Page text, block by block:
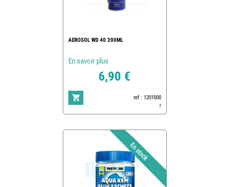
AEROSOL WD 40 200ML
En savoir plus
6,90 €
ref : 1201000
2